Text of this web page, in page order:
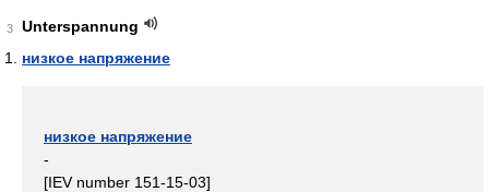
3
Unterspannung
низкое напряжение
низкое напряжение
-
[IEV number 151-15-03]